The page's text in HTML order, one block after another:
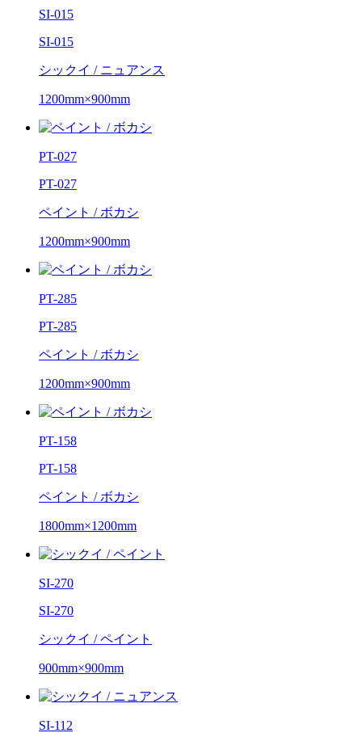
SI-015
SI-015
シックイ / ニュアンス
1200mm×900mm
PT-027
PT-027
ペイント / ボカシ
1200mm×900mm
PT-285
PT-285
ペイント / ボカシ
1200mm×900mm
PT-158
PT-158
ペイント / ボカシ
1800mm×1200mm
SI-270
SI-270
シックイ / ペイント
900mm×900mm
SI-112